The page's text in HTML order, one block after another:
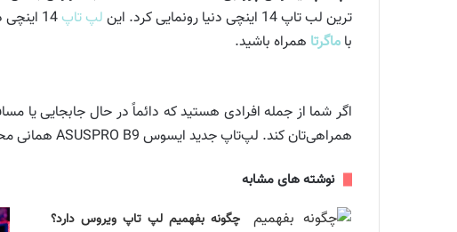
ترین لب تاپ 14 اینچی دنیا رونمایی کرد. این
لپ تاپ
با ماگرتا همراه باشید.
اگر شما از جمله افرادی هستید که دائماً در حال جابجایی یا
همراهی‌تان کند. لپ‌تاپ جدید ایسوس ASUSPRO B9 همانی محصولی است که شما می‌خواهید؛ قدرتمند، زیبا، سبک و بسیار کارآمد.
نوشته های مشابه
چگونه بفهمیم لپ تاپ ویروس دارد؟